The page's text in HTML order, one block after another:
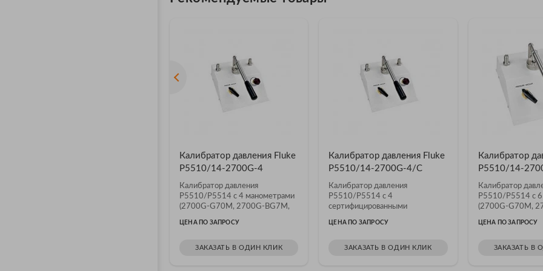
Калибратор давления Fluke
P5510/14-2700G-4
Калибратор давления
P5510/P5514 с 4 манометрами
(2700G-G70M, 2700G-BG7M,
ЦЕНА ПО ЗАПРОСУ
ЗАКАЗАТЬ В ОДИН КЛИК
Калибратор давления Fluke
P5510/14-2700G-4/C
Калибратор давления
P5510/P5514 с 4
сертифицированными
ЦЕНА ПО ЗАПРОСУ
ЗАКАЗАТЬ В ОДИН КЛИК
Калибратор
P5510/14-
Калибратор
P5510/P5514 с
(2700G-G70M,
ЦЕНА ПО ЗАПРОСУ
ЗАКАЗАТЬ В